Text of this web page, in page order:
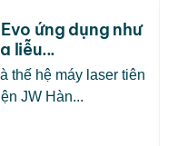
ứng dụng như
liễu...
thế hệ máy laser tiên
JW Hàn...